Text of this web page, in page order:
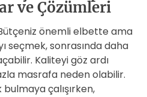
ve Çözümleri
önemli elbette ama
seçmek, sonrasında daha
Kaliteyi göz ardı
masrafa neden olabilir.
çalışırken,